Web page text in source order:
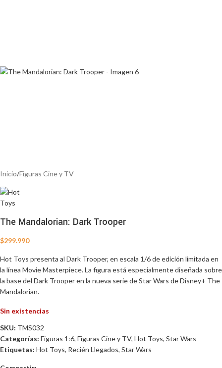
Inicio/Figuras Cine y TV
The Mandalorian: Dark Trooper
$299.990
Hot Toys presenta al Dark Trooper, en escala 1/6 de edición limitada en
la línea Movie Masterpiece. La figura está especialmente diseñada sobre
la base del Dark Trooper en la nueva serie de Star Wars de Disney+ The
Mandalorian.
Sin existencias
SKU: TMS032
Categorías: Figuras 1:6, Figuras Cine y TV, Hot Toys, Star Wars
Etiquetas: Hot Toys, Recién Llegados, Star Wars